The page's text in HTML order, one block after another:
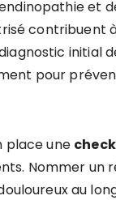
et
contribuent
initial
pour
place une
Nommer un
au